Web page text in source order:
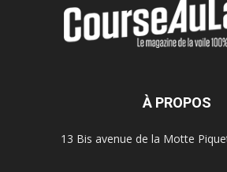
À PROPOS
13 Bis avenue de la Motte